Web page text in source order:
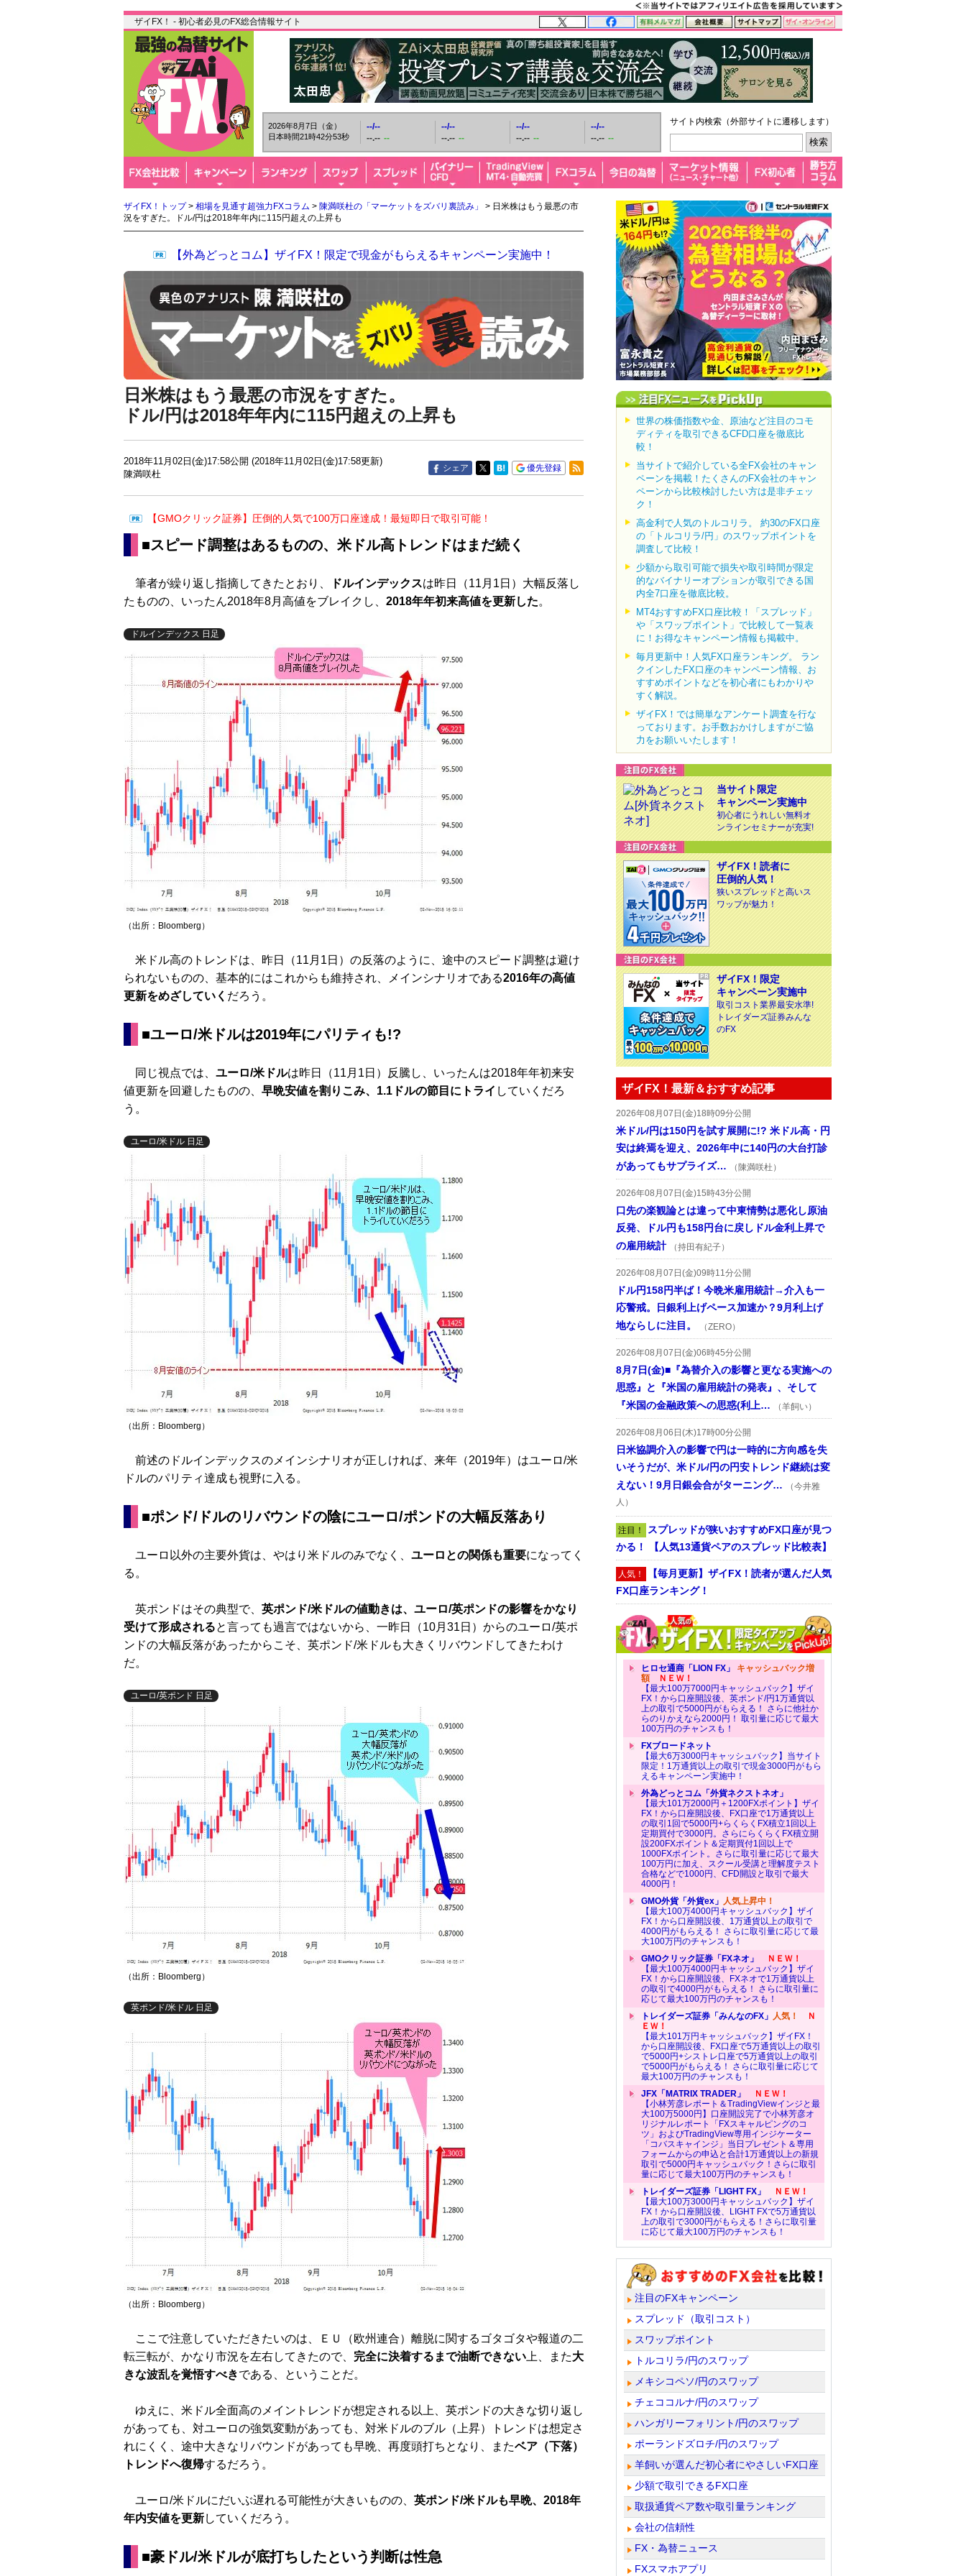
ザイFX！ - 初心者必見のFX総合情報サイト
2026年8月7日（金）
日本時間21時42分55秒
--/--
--.-- --
--/--
--.-- --
--/--
--.-- --
--/--
--.-- --
サイト内検索（外部サイトに遷移します）
ザイFX！トップ> 相場を見通す超強力FXコラム > 陳満咲杜の「マーケットをズバリ裏読み」
> 日米株はもう最悪の市
況をすぎた。ドル/円は2018年年内に115円超えの上昇も
【外為どっとコム】ザイFX！限定で現金がもらえるキャンペーン実施中！
日米株はもう最悪の市況をすぎた。
ドル/円は2018年年内に115円超えの上昇も
2018年11月02日(金)17:58公開 (2018年11月02日(金)17:58更新)
陳満咲杜
シェア 優先登録
【GMOクリック証券】圧倒的人気で100万口座達成！最短即日で取引可能！
■スピード調整はあるものの、米ドル高トレンドはまだ続く
筆者が繰り返し指摘してきたとおり、 ドルインデックスは昨日（11月1日）大幅反落し
たものの、いったん2018年8月高値をブレイクし、 2018年年初来高値を更新した。
ドルインデックス 日足
（出所：Bloomberg）
米ドル高のトレンドは、昨日（11月1日）の反落のように、途中のスピード調整は避け
られないものの、基本的にはこれからも維持され、メインシナリオである2016年の高値
更新をめざしていく だろう。
■ユーロ/米ドルは2019年にパリティも!?
同じ視点では、 ユーロ/米ドルは昨日（11月1日）反騰し、いったんは2018年年初来安
値更新を回避したものの、 早晩安値を割りこみ、1.1ドルの節目にトライ していくだろ
う。
ユーロ/米ドル 日足
（出所：Bloomberg）
前述のドルインデックスのメインシナリオが正しければ、来年（2019年）はユーロ/米
ドルのパリティ達成も視野に入る。
■ポンド/ドルのリバウンドの陰にユーロ/ポンドの大幅反落あり
ユーロ以外の主要外貨は、やはり米ドルのみでなく、 ユーロとの関係も重要になってく
る。
英ポンドはその典型で、 英ポンド/米ドルの値動きは、ユーロ/英ポンドの影響をかなり
受けて形成されると言っても過言ではないから、一昨日（10月31日）からのユーロ/英ポ
ンドの大幅反落があったからこそ、英ポンド/米ドルも大きくリバウンドしてきたわけ
だ。
ユーロ/英ポンド 日足
（出所：Bloomberg）
英ポンド/米ドル 日足
（出所：Bloomberg）
ここで注意していただきたいのは、ＥＵ（欧州連合）離脱に関するゴタゴタや報道の二
転三転が、かなり市況を左右してきたので、 完全に決着するまで油断できない 上、また大
きな波乱を覚悟すべきである、ということだ。
ゆえに、米ドル全面高のメイントレンドが想定される以上、英ポンドの大きな切り返し
があっても、対ユーロの強気変動があっても、対米ドルのブル（上昇）トレンドは想定さ
れにくく、途中大きなリバウンドがあっても早晩、再度頭打ちとなり、またベア（下落）
トレンドへ復帰するだろう。
ユーロ/米ドルにだいぶ遅れる可能性が大きいものの、 英ポンド/米ドルも早晩、2018年
年内安値を更新していくだろう。
■豪ドル/米ドルが底打ちしたという判断は性急
世界の株価指数や金、原油など注目のコモ
ディティを取引できるCFD口座を徹底比
較！
当サイトで紹介している全FX会社のキャン
ペーンを掲載！たくさんのFX会社のキャン
ペーンから比較検討したい方は是非チェッ
ク！
高金利で人気のトルコリラ。 約30のFX口座
の「トルコリラ/円」のスワップポイントを
調査して比較！
少額から取引可能で損失や取引時間が限定
的なバイナリーオプションが取引できる国
内全7口座を徹底比較。
MT4おすすめFX口座比較！「スプレッド」
や「スワップポイント」で比較して一覧表
に！お得なキャンペーン情報も掲載中。
毎月更新中！人気FX口座ランキング。 ラン
クインしたFX口座のキャンペーン情報、お
すすめポイントなどを初心者にもわかりや
すく解説。
ザイFX！では簡単なアンケート調査を行な
っております。お手数おかけしますがご協
力をお願いいたします！
当サイト限定
キャンペーン実施中
初心者にうれしい無料オ
ンラインセミナーが充実!
ザイFX！読者に
圧倒的人気！
狭いスプレッドと高いス
ワップが魅力！
ザイFX！限定
キャンペーン実施中
取引コスト業界最安水準!
トレイダーズ証券みんな
のFX
ザイFX！最新＆おすすめ記事
2026年08月07日(金)18時09分公開
米ドル/円は150円を試す展開に!? 米ドル高・円
安は終焉を迎え、2026年中に140円の大台打診
があってもサプライズ…
（陳満咲杜）
2026年08月07日(金)15時43分公開
口先の楽観論とは違って中東情勢は悪化し原油
反発、ドル円も158円台に戻しドル金利上昇で
の雇用統計
（持田有紀子）
2026年08月07日(金)09時11分公開
ドル円158円半ば！今晩米雇用統計→介入も一
応警戒。日銀利上げペース加速か？9月利上げ
地ならしに注目。
（ZERO）
2026年08月07日(金)06時45分公開
8月7日(金)■『為替介入の影響と更なる実施への
思惑』と『米国の雇用統計の発表』、そして
『米国の金融政策への思惑(利上…
（羊飼い）
2026年08月06日(木)17時00分公開
日米協調介入の影響で円は一時的に方向感を失
いそうだが、米ドル/円の円安トレンド継続は変
えない！9月日銀会合がターニング…
（今井雅
人）
注目！ スプレッドが狭いおすすめFX口座が見つ
かる！ 【人気13通貨ペアのスプレッド比較表】
人気！ 【毎月更新】ザイFX！読者が選んだ人気
FX口座ランキング！
ヒロセ通商「LION FX」 キャッシュバック増
額ＮＥＷ！
【最大100万7000円キャッシュバック】ザイ
FX！から口座開設後、英ポンド/円1万通貨以
上の取引で5000円がもらえる！ さらに他社か
らのりかえなら2000円！ 取引量に応じて最大
100万円のチャンスも！
FXブロードネット
【最大6万3000円キャッシュバック】当サイト
限定！1万通貨以上の取引で現金3000円がもら
えるキャンペーン実施中！
外為どっとコム「外貨ネクストネオ」
【最大101万2000円＋1200FXポイント】ザイ
FX！から口座開設後、FX口座で1万通貨以上
の取引1回で5000円+らくらくFX積立1回以上
定期買付で3000円。さらにらくらくFX積立開
設200FXポイント＆定期買付1回以上で
1000FXポイント。さらに取引量に応じて最大
100万円に加え、スクール受講と理解度テスト
合格などで1000円、CFD開設と取引で最大
4000円！
GMO外貨「外貨ex」 人気上昇中！
【最大100万4000円キャッシュバック】ザイ
FX！から口座開設後、1万通貨以上の取引で
4000円がもらえる！ さらに取引量に応じて最
大100万円のチャンスも！
GMOクリック証券「FXネオ」
ＮＥＷ！
【最大100万4000円キャッシュバック】ザイ
FX！から口座開設後、FXネオで1万通貨以上
の取引で4000円がもらえる！ さらに取引量に
応じて最大100万円のチャンスも！
トレイダーズ証券「みんなのFX」 人気！
Ｎ
ＥＷ！
【最大101万円キャッシュバック】ザイFX！
から口座開設後、FX口座で5万通貨以上の取引
で5000円+シストレ口座で5万通貨以上の取引
で5000円がもらえる！ さらに取引量に応じて
最大100万円のチャンスも！
JFX「MATRIX TRADER」
ＮＥＷ！
【小林芳彦レポート＆TradingViewインジと最
大100万5000円】口座開設完了で小林芳彦オ
リジナルレポート「FXスキャルピングのコ
ツ」およびTradingView専用インジケーター
「コバスキャインジ」当日プレゼント＆専用
フォームからの申込と合計1万通貨以上の新規
取引で5000円キャッシュバック！さらに取引
量に応じて最大100万円のチャンスも！
トレイダーズ証券「LIGHT FX」
ＮＥＷ！
【最大100万3000円キャッシュバック】ザイ
FX！から口座開設後、LIGHT FXで5万通貨以
上の取引で3000円がもらえる！さらに取引量
に応じて最大100万円のチャンスも！
注目のFXキャンペーン
スプレッド（取引コスト）
スワップポイント
トルコリラ/円のスワップ
メキシコペソ/円のスワップ
チェココルナ/円のスワップ
ハンガリーフォリント/円のスワップ
ポーランドズロチ/円のスワップ
羊飼いが選んだ初心者にやさしいFX口座
少額で取引できるFX口座
取扱通貨ペア数や取引量ランキング
会社の信頼性
FX・為替ニュース
FXスマホアプリ